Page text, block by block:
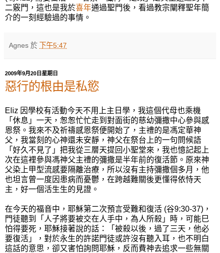
二竅門，這也是我於喜年通過聖門後，看過教宗闡釋聖年簡
介的一刻經驗過的事情。
Agnes 於 下午5:47
2009年9月20日星期日
惡行的根由是私慾
Eliz 因學校有活動今天不用上主日學，我這個代母也乘機
「休息」一天，怱怱忙忙走到對面街的慈幼彌撒中心參與感
恩祭。我來不及祈禱感恩祭便開始了，主禮的是馮定華神
父，我當刻的心神還未安靜，神父在祭台上的一句問候語
「好久不見了」把我從三層天提回小聖堂來，我也憶記起上
次在這裡參與馮神父主禮的彌撒是半年前的復活節。原來神
父染上甲型流感要隔離治療，所以沒有主持彌撒個多月，他
也坦言曾一度因患病而憂鬱，在跨越難關後更懂得依恃天
主，好一個活生生的見證。
在今天的福音中，耶穌第二次預言受難和復活 (谷9:30-37)，
門徒聽到「人子將要被交在人手中，為人所殺」時，可能巳
怕得要死，耶穌接著說的話：「被殺以後，過了三天，他必
要復活」，對於永生的許諾門徒或許沒有聽入耳，也不明白
這話的意思，卻又害怕詢問耶穌，反而費神去追求一些無關